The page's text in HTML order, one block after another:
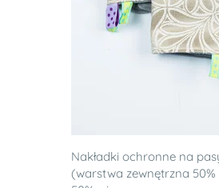
Nakładki ochronne na
(warstwa zewnętrzna 50%